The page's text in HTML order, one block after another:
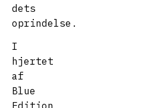
dets
oprindelse.
I
hjertet
af
Blue